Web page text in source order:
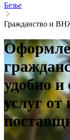
Безье
Гражданство и
удобно и
услуг